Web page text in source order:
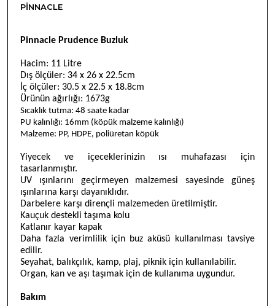
PINNACLE
Pinnacle Prudence Buzluk
Hacim: 11 Litre
Dış ölçüler: 34 x 26 x 22.5cm
İç ölçüler: 30.5 x 22.5 x 18.8cm
Ürünün ağırlığı: 1673g
Sıcaklık tutma: 48 saate kadar
PU kalınlığı: 16mm (köpük malzeme kalınlığı)
Malzeme: PP, HDPE, poliüretan köpük
Yiyecek ve içeceklerinizin ısı muhafazası için
tasarlanmıştır.
UV ışınlarını geçirmeyen malzemesi sayesinde güneş
ışınlarına karşı dayanıklıdır.
Darbelere karşı dirençli malzemeden üretilmiştir.
Kauçuk destekli taşıma kolu
Katlanır kayar kapak
Daha fazla verimlilik için buz aküsü kullanılması tavsiye
edilir.
Seyahat, balıkçılık, kamp, plaj, piknik için kullanılabilir.
Organ, kan ve aşı taşımak için de kullanıma uygundur.
Bakım